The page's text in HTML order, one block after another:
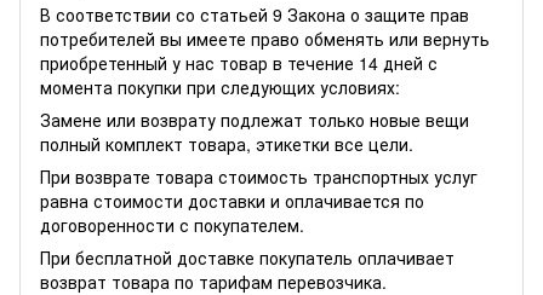
В соответствии со статьей 9 Закона о защите прав
потребителей вы имеете право обменять или вернуть
приобретенный у нас товар в течение 14 дней с
момента покупки при следующих условиях:
Замене или возврату подлежат только новые вещи
полный комплект товара, этикетки все цели.
При возврате товара стоимость транспортных услуг
равна стоимости доставки и оплачивается по
договоренности с покупателем.
При бесплатной доставке покупатель оплачивает
возврат товара по тарифам перевозчика.